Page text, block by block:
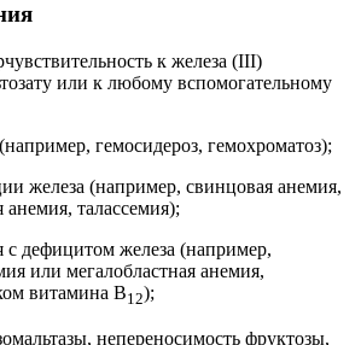
к железа (III)
или к любому вспомогательному
гемосидероз, гемохроматоз);
железа (например, свинцовая анемия,
анемия, талассемия);
с дефицитом железа (например,
или мегалобластная анемия,
витамина В12);
непереносимость фруктозы,